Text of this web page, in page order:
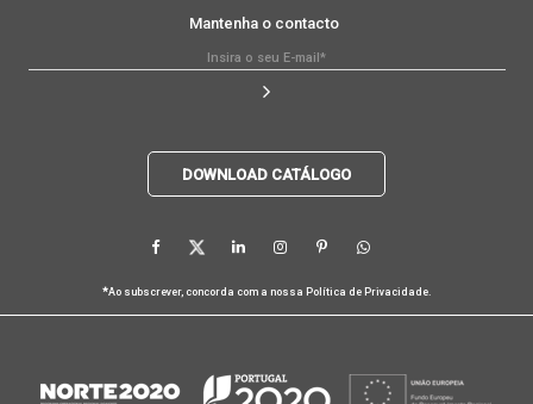
Mantenha o contacto
DOWNLOAD CATÁLOGO
*Ao subscrever, concorda com a nossa Política de Privacidade.